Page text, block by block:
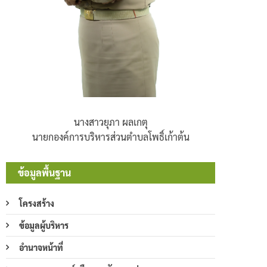
นางสาวยุภา ผลเกตุ
นายกองค์การบริหารส่วนตำบลโพธิ์เก้าต้น
ข้อมูลพื้นฐาน
โครงสร้าง
ข้อมูลผู้บริหาร
อำนาจหน้าที่